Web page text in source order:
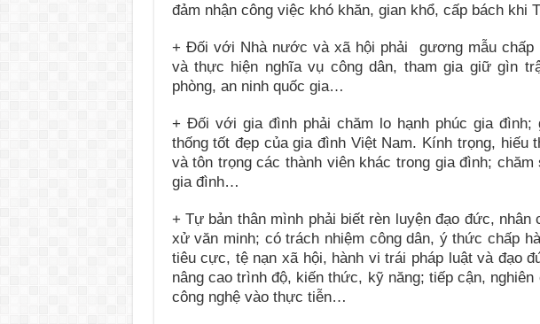
đảm nhận công việc khó khăn, gian khổ, cấp bách khi
+ Đối với Nhà nước và xã hội phải gương mẫu chấp
và thực hiện nghĩa vụ công dân, tham gia giữ gìn
phòng, an ninh quốc gia…
+ Đối với gia đình phải chăm lo hạnh phúc gia
thống tốt đẹp của gia đình Việt Nam. Kính trọng, hiếu
và tôn trọng các thành viên khác trong gia đình;
gia đình…
+ Tự bản thân mình phải biết rèn luyện đạo đức, nhân
xử văn minh; có trách nhiệm công dân, ý thức chấp
tiêu cực, tệ nạn xã hội, hành vi trái pháp luật và đạo
nâng cao trình độ, kiến thức, kỹ năng; tiếp cận,
công nghệ vào thực tiễn…